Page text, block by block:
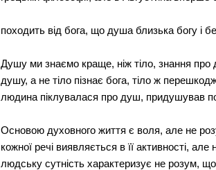
походить від бога, що душа близька богу і
Душу ми знаємо краще, ніж тіло, знання
душу, а не тіло пізнає бога, тіло ж
людина піклувалася про душ, придушував
Основою духовного життя є воля, але не
кожної речі виявляється в її активності,
людську сутність характеризує не розум,